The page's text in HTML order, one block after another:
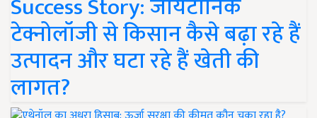
टेक्नोलॉजी से किसान कैसे बढ़ा रहे हैं
उत्पादन और घटा रहे हैं खेती की
लागत?